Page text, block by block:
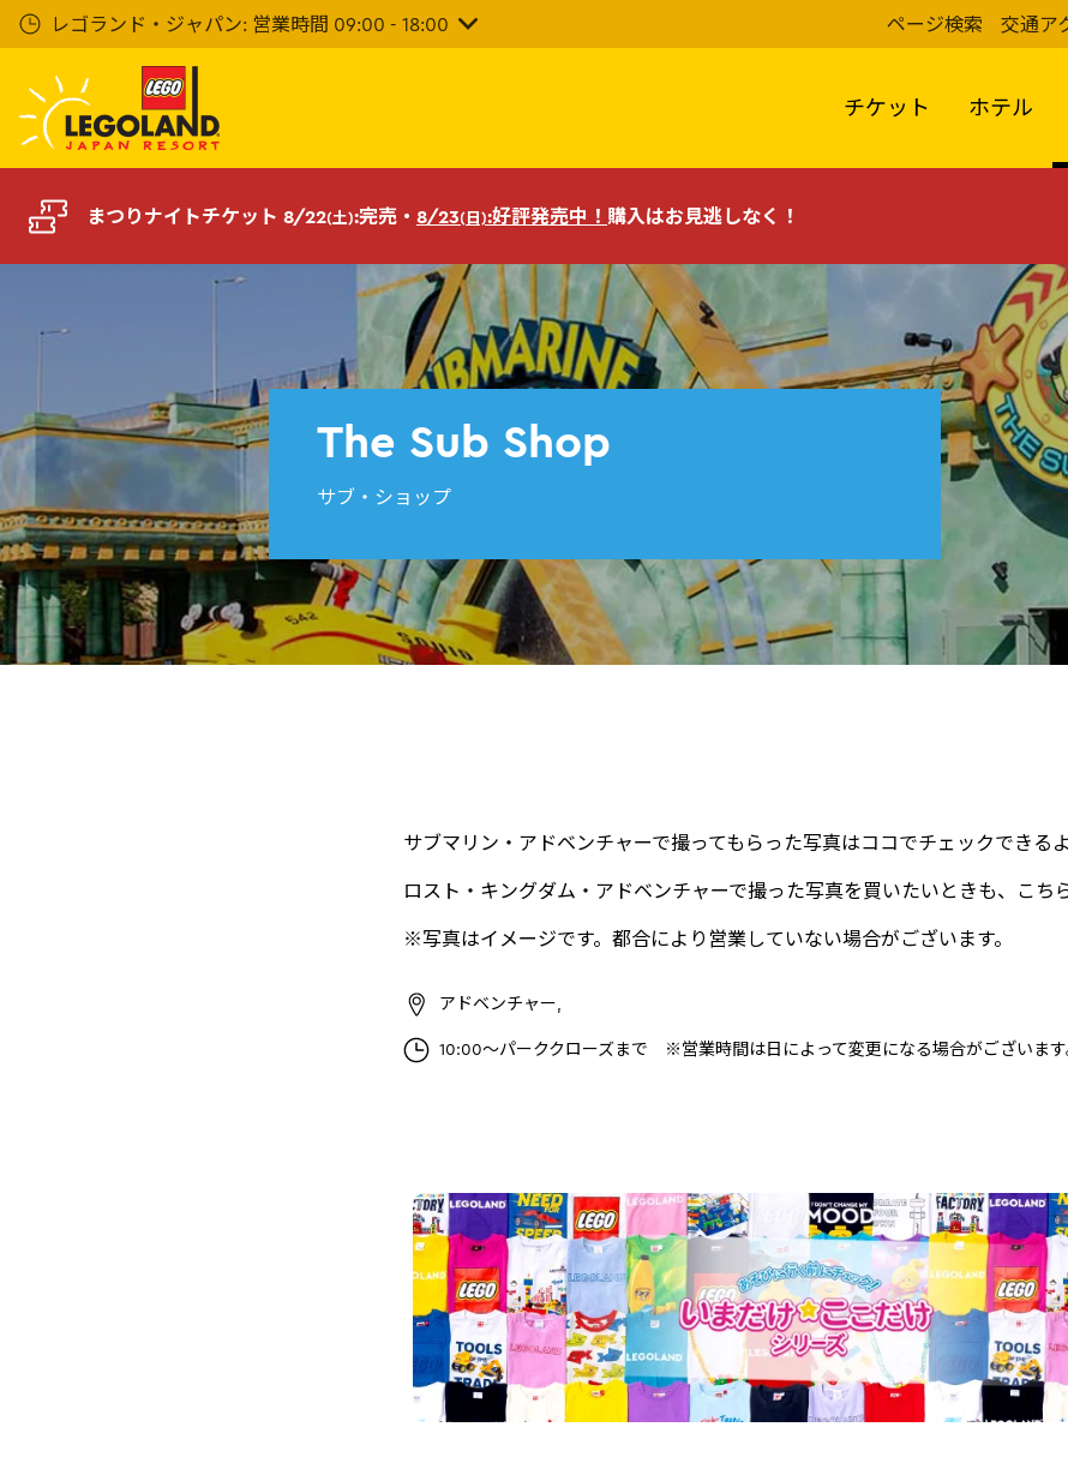
イ
レゴランド・ジャパン: 営業時間 09:00 - 18:00 ページ検索 交通ア
チケット ホテル
まつりナイトチケット 8/22(土):完売・ 8/23(日):好評発売中！ 購入はお見逃しなく！
The Sub Shop
サブ・ショップ
サブマリン・アドベンチャーで撮ってもらった写真はココでチェックできるよ
ロスト・キングダム・アドベンチャーで撮った写真を買いたいときも、こち
※写真はイメージです。都合により営業していない場合がございます。
アドベンチャー,
10:00～パーククローズまで ※営業時間は日によって変更になる場合がございます